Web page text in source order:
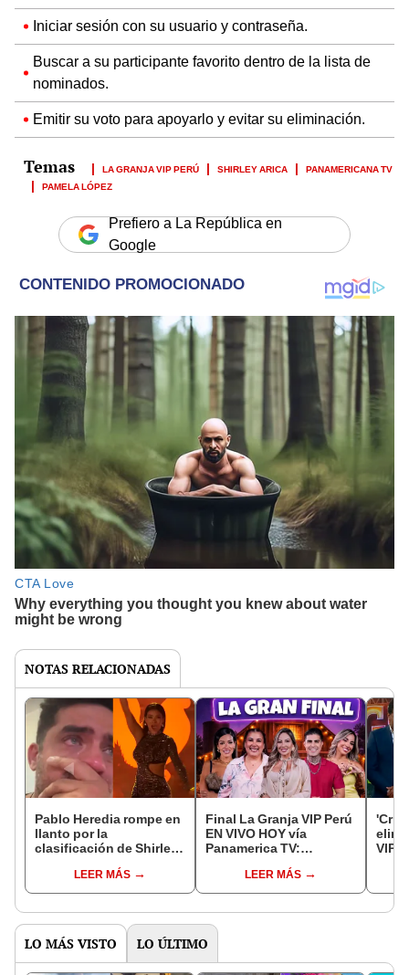
Iniciar sesión con su usuario y contraseña.
Buscar a su participante favorito dentro de la lista de
nominados.
Emitir su voto para apoyarlo y evitar su eliminación.
LA GRANJA VIP PERÚ SHIRLEY ARICA
PANAMERICANA TV
PAMELA LÓPEZ
Prefiero a La República en
Google
NOTAS RELACIONADAS
Pablo Heredia rompe en
llanto por la
clasificación de Shirley
granja VIP Perú’ tras
fallido romance: “Lo
LEER MÁS
Final La Granja VIP Perú
EN VIVO HOY vía
Panamerica TV:
participantes, horario y
cómo ver el reality de
en Perú
LEER MÁS
'Cri
VIP':
LO MÁS VISTO LO ÚLTIMO